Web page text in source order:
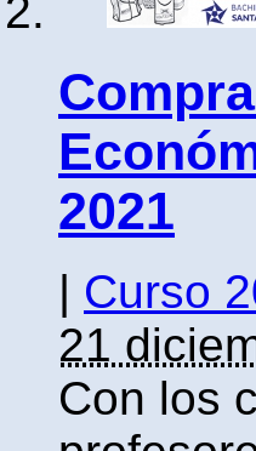
2021
| Curso
21
Con los